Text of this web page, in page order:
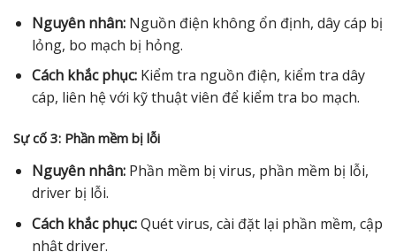
Nguyên nhân:Nguồn điện không ổn định, dây cáp bị
lỏng, bo mạch bị hỏng.
Cách khắc phục:Kiểm tra nguồn điện, kiểm tra dây
cáp, liên hệ với kỹ thuật viên để kiểm tra bo mạch.
Sự cố 3: Phần mềm bị lỗi
Nguyên nhân:Phần mềm bị virus, phần mềm bị lỗi,
driver bị lỗi.
Cách khắc phục:Quét virus, cài đặt lại phần mềm, cập
nhật driver.